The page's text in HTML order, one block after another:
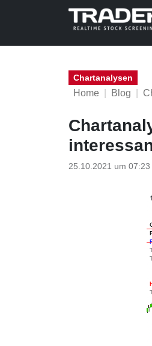
Chartanalysen
Home Blog
25.10.2021 um 07:23